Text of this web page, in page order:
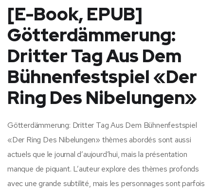
[E-Book, EPUB]
Götterdämmerung:
Dritter Tag Aus Dem
Bühnenfestspiel «Der
Ring Des Nibelungen»
Götterdämmerung: Dritter Tag Aus Dem Bühnenfestspiel
«Der Ring Des Nibelungen» thèmes abordés sont aussi
actuels que le journal d’aujourd’hui, mais la présentation
manque de piquant. L’auteur explore des thèmes profonds
avec une grande subtilité, mais les personnages sont parfois